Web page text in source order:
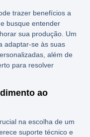
trazer benefícios a
busque entender
sua produção. Um
adaptar-se às suas
além de
para resolver
ao
na escolha de um
suporte técnico e